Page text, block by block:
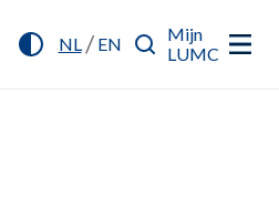
NL/ EN
Mijn
LUMC